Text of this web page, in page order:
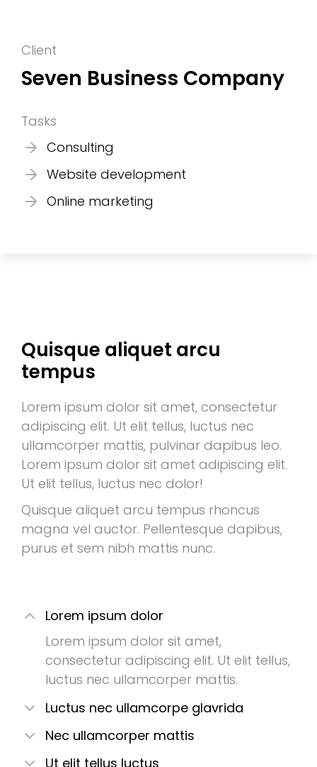
Client
Seven Business Company
Tasks
Consulting
Website development
Online marketing
Quisque aliquet arcu
tempus
Lorem ipsum dolor sit amet, consectetur
adipiscing elit. Ut elit tellus, luctus nec
ullamcorper mattis, pulvinar dapibus leo.
Lorem ipsum dolor sit amet adipiscing elit.
Ut elit tellus, luctus nec dolor!
Quisque aliquet arcu tempus rhoncus
magna vel auctor. Pellentesque dapibus,
purus et sem nibh mattis nunc.
Lorem ipsum dolor
Lorem ipsum dolor sit amet,
consectetur adipiscing elit. Ut elit tellus,
luctus nec ullamcorper mattis.
Luctus nec ullamcorpe glavrida
Nec ullamcorper mattis
Ut elit tellus luctus